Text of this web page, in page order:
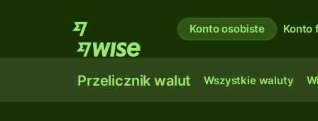
Konto osobiste Konto
Przelicznik walut Wszystkie waluty